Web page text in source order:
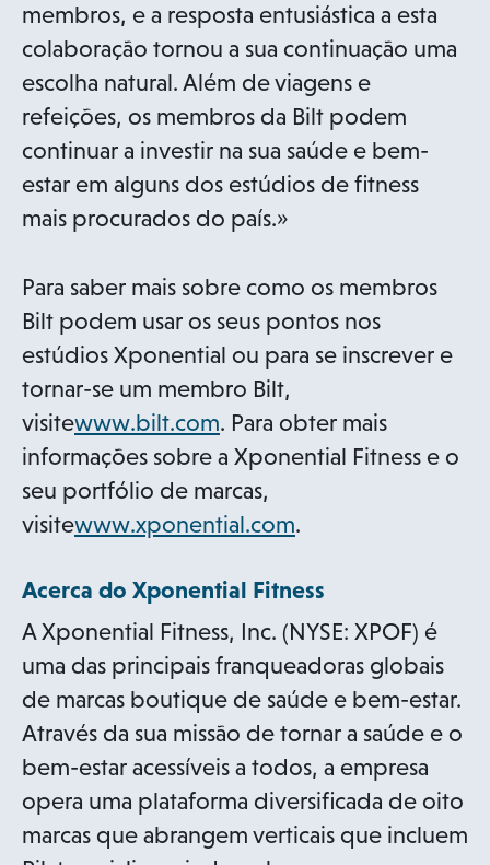
membros, e a resposta entusiástica a esta
colaboração tornou a sua continuação uma
escolha natural. Além de viagens e
refeições, os membros da Bilt podem
continuar a investir na sua saúde e bem-
estar em alguns dos estúdios de fitness
mais procurados do país.»
Para saber mais sobre como os membros
Bilt podem usar os seus pontos nos
estúdios Xponential ou para se inscrever e
tornar-se um membro Bilt,
visitewww.bilt.como
p
e
n
i
n
a
n
e
w
t
a
. Para obter mais
informações sobre a Xponential Fitness e o
seu portfólio de marcas,
visitewww.xponential.como
e
n
s
i
n
a
n
e
.
Acerca do Xponential Fitness
A Xponential Fitness, Inc. (NYSE: XPOF) é
uma das principais franqueadoras globais
de marcas boutique de saúde e bem-estar.
Através da sua missão de tornar a saúde e o
bem-estar acessíveis a todos, a empresa
opera uma plataforma diversificada de oito
marcas que abrangem verticais que incluem